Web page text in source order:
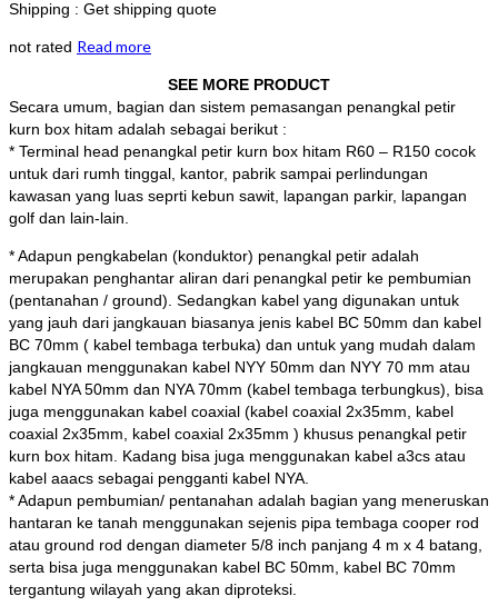
Shipping : Get shipping quote
not rated Read more
SEE MORE PRODUCT
Secara umum, bagian dan sistem pemasangan penangkal petir
kurn box hitam adalah sebagai berikut :
* Terminal head penangkal petir kurn box hitam R60 – R150 cocok
untuk dari rumh tinggal, kantor, pabrik sampai perlindungan
kawasan yang luas seprti kebun sawit, lapangan parkir, lapangan
golf dan lain-lain.
* Adapun pengkabelan (konduktor) penangkal petir adalah
merupakan penghantar aliran dari penangkal petir ke pembumian
(pentanahan / ground). Sedangkan kabel yang digunakan untuk
yang jauh dari jangkauan biasanya jenis kabel BC 50mm dan kabel
BC 70mm ( kabel tembaga terbuka) dan untuk yang mudah dalam
jangkauan menggunakan kabel NYY 50mm dan NYY 70 mm atau
kabel NYA 50mm dan NYA 70mm (kabel tembaga terbungkus), bisa
juga menggunakan kabel coaxial (kabel coaxial 2x35mm, kabel
coaxial 2x35mm, kabel coaxial 2x35mm ) khusus penangkal petir
kurn box hitam. Kadang bisa juga menggunakan kabel a3cs atau
kabel aaacs sebagai pengganti kabel NYA.
* Adapun pembumian/ pentanahan adalah bagian yang meneruskan
hantaran ke tanah menggunakan sejenis pipa tembaga cooper rod
atau ground rod dengan diameter 5/8 inch panjang 4 m x 4 batang,
serta bisa juga menggunakan kabel BC 50mm, kabel BC 70mm
tergantung wilayah yang akan diproteksi.